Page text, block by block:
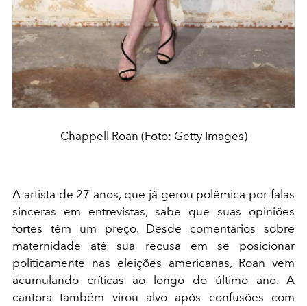
Chappell Roan (Foto: Getty Images)
A artista de 27 anos, que já gerou polêmica por falas
sinceras em entrevistas, sabe que suas opiniões
fortes têm um preço. Desde comentários sobre
maternidade até sua recusa em se posicionar
politicamente nas eleições americanas, Roan vem
acumulando críticas ao longo do último ano. A
cantora também virou alvo após confusões com